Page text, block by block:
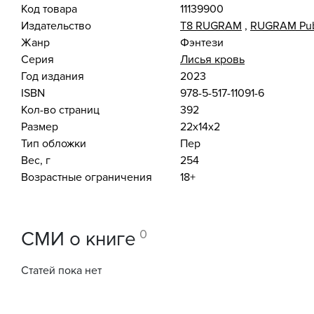
Код товара
11139900
Издательство
Т8 RUGRAM , RUGRAM
Жанр
Фэнтези
Серия
Лисья кровь
Год издания
2023
ISBN
978-5-517-11091-6
Кол-во страниц
392
Размер
22x14x2
Тип обложки
Пер
Вес, г
254
Возрастные ограничения
18+
СМИ о книге 0
Статей пока нет